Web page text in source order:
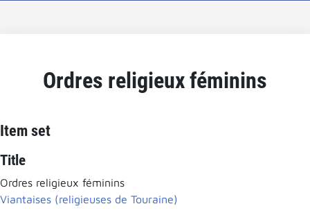
Ordres religieux féminins
Item set
Title
Ordres religieux féminins
Viantaises (religieuses de Touraine)